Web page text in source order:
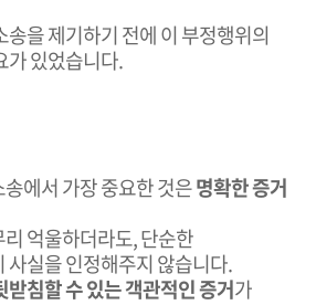
을 제기하기 전에 이 부정행위의
가 있었습니다.
에서 가장 중요한 것은명확한 증거
억울하더라도, 단순한
사실을 인정해주지 않습니다.
침할 수 있는 객관적인 증거가